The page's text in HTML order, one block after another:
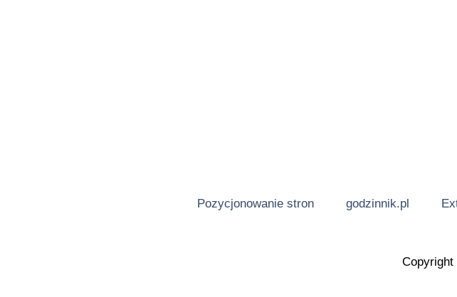
Pozycjonowanie stron godzinnik.pl
Copyright